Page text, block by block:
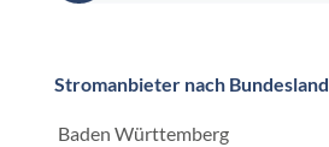
Stromanbieter nach Bundesland
Baden Württemberg